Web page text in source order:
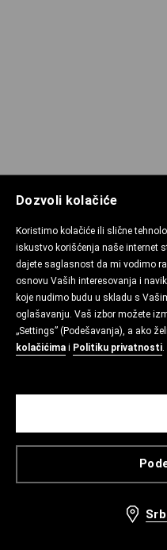
Dozvoli kolačiće
Koristimo kolačiće ili slične
iskustvo korišćenja naše internet
dajete saglasnost da mi vodimo
osnovu Vaših interesovanja i
koje nudimo budu u skladu s
oglašavanju. Vaš izbor možete
„Settings” (Podešavanja), a ako
kolačićima i Politiku privatnosti.